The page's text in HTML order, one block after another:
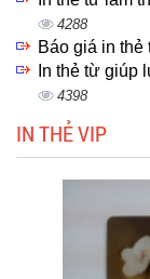
4288
Báo giá in thẻ
In thẻ từ giúp
4398
IN THẺ VIP